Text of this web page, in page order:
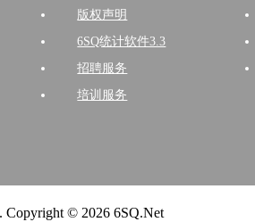
版权声明
6SQ统计软件3.3
招聘服务
培训服务
Copyright © 2026 6SQ.Net